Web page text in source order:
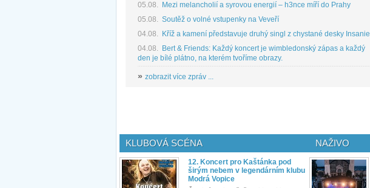
05.08. Mezi melancholií a syrovou energií – h3nce míří do Prahy
05.08. Soutěž o volné vstupenky na Veveří
04.08. Kříž a kamení představuje druhý singl z chystané desky Insanie
04.08. Bert & Friends: Každý koncert je wimbledonský zápas a každý
den je bílé plátno, na kterém tvoříme obrazy.
» zobrazit více zpráv ...
KLUBOVÁ SCÉNA
12. Koncert pro Kaštánka pod
širým nebem v legendárním klubu
Modrá Vopice
NAŽIVO